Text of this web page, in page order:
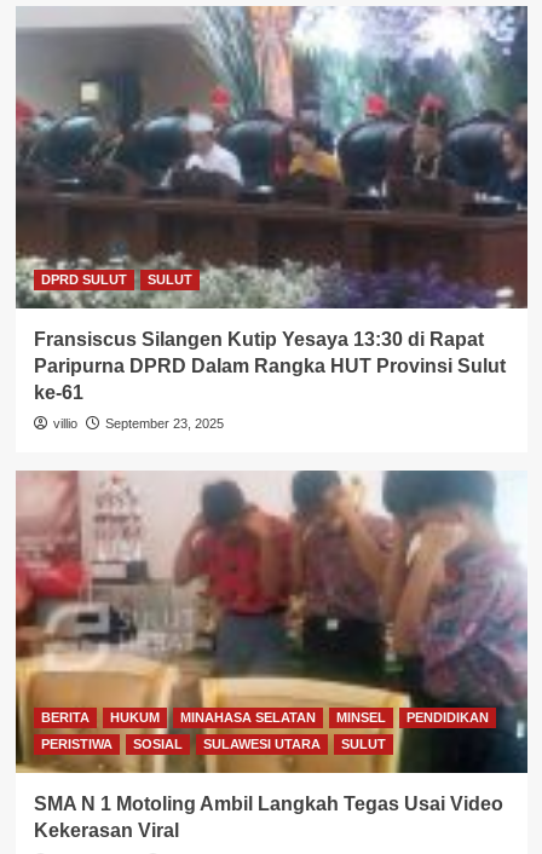
DPRD SULUT SULUT
Fransiscus Silangen Kutip Yesaya 13:30 di Rapat
Paripurna DPRD Dalam Rangka HUT Provinsi Sulut
ke-61
villio September 23, 2025
BERITA HUKUM MINAHASA SELATAN MINSEL
PENDIDIKAN
PERISTIWA
SOSIAL SULAWESI UTARA SULUT
SMA N 1 Motoling Ambil Langkah Tegas Usai Video
Kekerasan Viral